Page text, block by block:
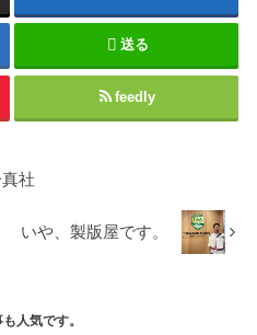
送る
feedly
社
いや、製版屋です。
人気です。